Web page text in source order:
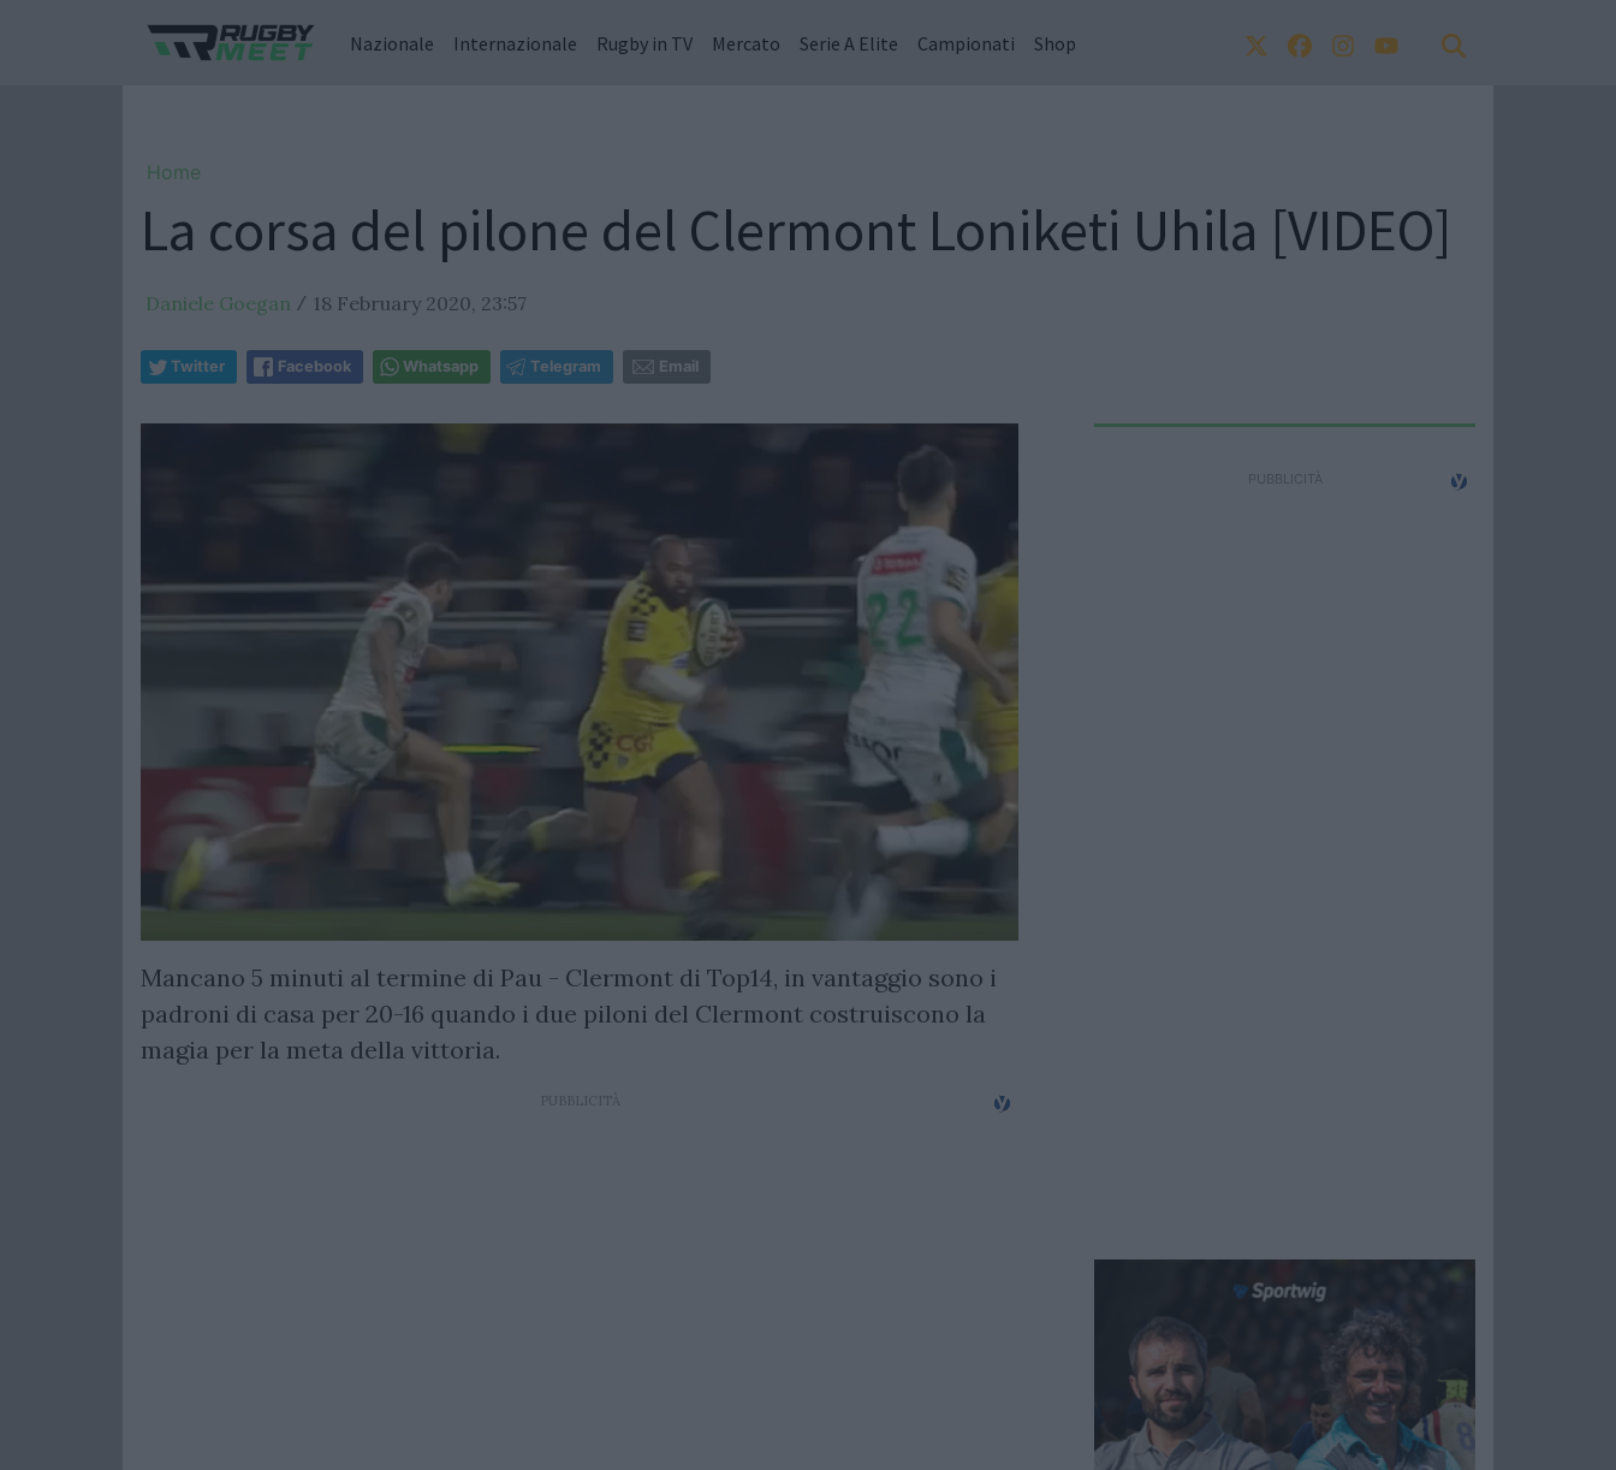
Nazionale Internazionale Rugby in TV Mercato Serie A Elite Campionati Shop
Home
La corsa del pilone del Clermont Loniketi Uhila [VIDEO]
Daniele Goegan / 18 February 2020, 23:57
Twitter Facebook Whatsapp Telegram Email
Mancano 5 minuti al termine di Pau - Clermont di Top14, in vantaggio sono i
padroni di casa per 20-16 quando i due piloni del Clermont costruiscono la
magia per la meta della vittoria.